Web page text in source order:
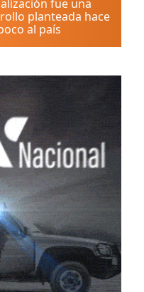
fue una
planteada hace
al país